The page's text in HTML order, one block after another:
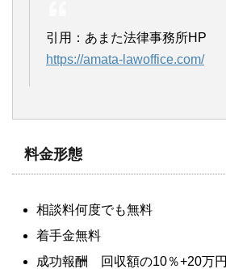
引用：あまた法律事務所HP
https://amata-lawoffice.com/
料金形態
相談料何度でも無料
着手金無料
成功報酬 回収額の10％+20万円